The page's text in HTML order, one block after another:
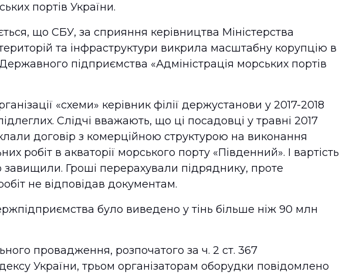
портів України.
що СБУ, за сприяння керівництва Міністерства
та інфраструктури викрила масштабну корупцію в
підприємства «Адміністрація морських портів
«схеми» керівник філії держустанови у 2017-2018
Слідчі вважають, що ці посадовці у травні 2017
договір з комерційною структурою на виконання
робіт в акваторії морського порту «Південний». І вартість
завищили. Гроші перерахували підряднику, проте
не відповідав документам.
було виведено у тінь більше ніж 90 млн
провадження, розпочатого за ч. 2 ст. 367
України, трьом організаторам оборудки повідомлено